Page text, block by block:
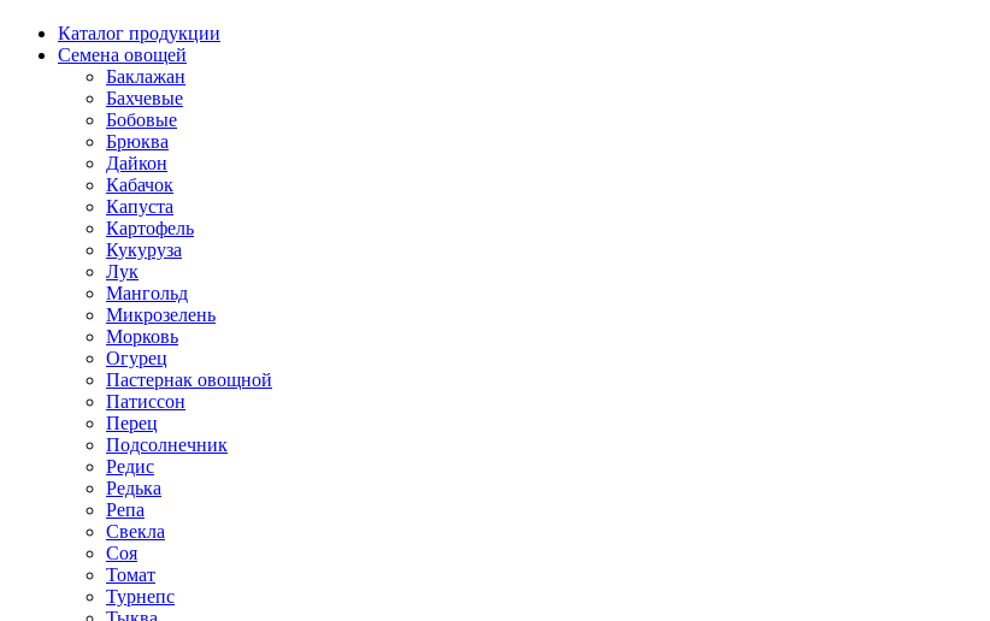
Каталог продукции
Семена овощей
Баклажан
Бахчевые
Бобовые
Брюква
Дайкон
Кабачок
Капуста
Картофель
Кукуруза
Лук
Мангольд
Микрозелень
Морковь
Огурец
Пастернак овощной
Патиссон
Перец
Подсолнечник
Редис
Редька
Репа
Свекла
Соя
Томат
Турнепс